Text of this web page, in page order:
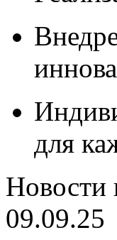
для
Новости
09.09.25